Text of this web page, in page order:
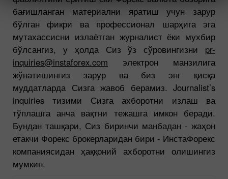
Агар Сиз ИнстаФорекс компаниясининг
фаолиятини ёритиш ёки Форекс валюта бозорига
бағишланган материални яратиш учун зарур
бўлган фикри ва профессионал шарҳига эга
мутахассисни излаётган журналист ёки мухбир
бўлсангиз, у ҳолда Сиз ўз сўровингизни
inquiries@instaforex.com
электрон манзилига
жўнатишингиз зарур ва биз энг қисқа
муддатларда Сизга жавоб берамиз. Journalist’s
inquiries тизими Сизга ахборотни излаш ва
тўплашга анча вақтни тежашга имкон беради.
Бундан ташқари, Сиз биринчи манбадан - жаҳон
етакчи Форекс брокерларидан бири - ИнстаФорекс
компаниясидан ҳаққоний ахборотни олишингиз